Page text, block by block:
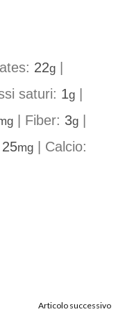
22g
saturi: 1g
Fiber: 3g
25mg
Calcio:
Articolo successivo